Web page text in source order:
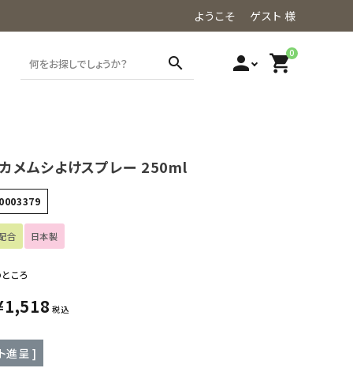
ようこそ ゲスト 様
search person 0
shopping_cart
メムシよけスプレー 250ml
合 日本製
ころ
1,518 税込
進呈 ]